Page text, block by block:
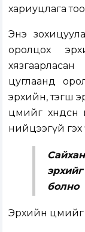
хариуцлага
Энэ
оролцох
цуглаанд
эрхийн, тэгш
цөмийг хөндсөн
нийцээгүй
болно
Эрхийн цөмийг